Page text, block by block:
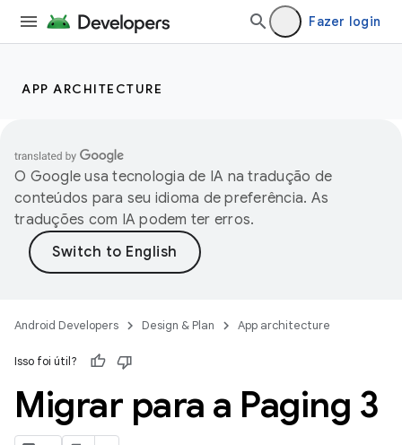
Fazer login
APP ARCHITECTURE
O Google usa tecnologia de IA na tradução de
conteúdos para seu idioma de preferência. As
traduções com IA podem ter erros.
Android Developers Design & Plan App architecture
Isso foi útil?
Migrar para a Paging 3